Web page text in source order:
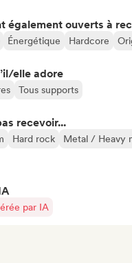
également ouverts à
Énergétique Hardcore
elle adore
Tous supports
recevoir...
Hard rock Metal / Heavy
par IA